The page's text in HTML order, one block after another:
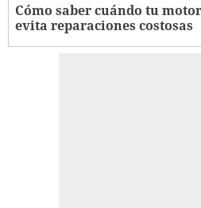
Cómo saber cuándo tu
evita reparaciones costosas